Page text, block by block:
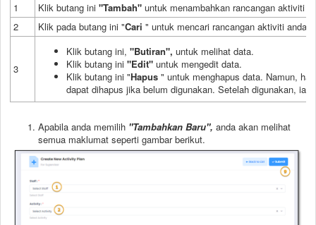
1
Klik butang ini "Tambah" untuk menambahkan rancangan aktiviti
2
Klik pada butang ini "Cari " untuk mencari rancangan aktiviti anda.
3
Klik butang ini, "Butiran", untuk melihat data.
Klik butang ini "Edit" untuk mengedit data.
Klik butang ini "Hapus " untuk menghapus data. Namun,
dapat dihapus jika belum digunakan. Setelah digunakan, ia
Apabila anda memilih "Tambahkan Baru", anda akan melihat
semua maklumat seperti gambar berikut.